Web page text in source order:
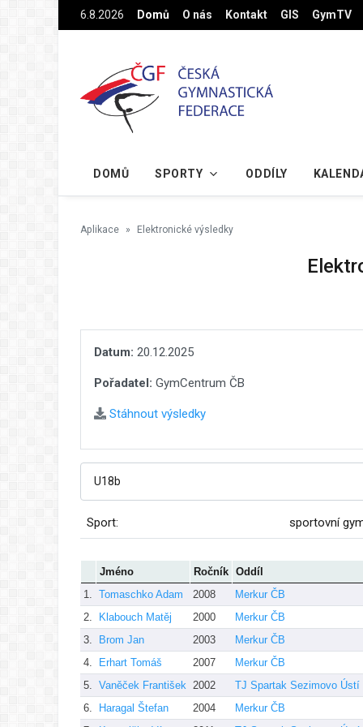
Na hlavní obsah6.8.2026 Domů O nás Kontakt GIS GymTV
DOMŮ SPORTY ODDÍLY
Aplikace Elektronické výsledky
Datum: 20.12.2025
Pořadatel: GymCentrum ČB
Stáhnout výsledky
Sport: sportovní
Jméno Ročník Oddíl
1.
Tomaschko Adam 2008
Merkur ČB
2.
Klabouch Matěj 2000
Merkur ČB
3.
Brom Jan 2003
Merkur ČB
4.
Erhart Tomáš 2007
Merkur ČB
5.
Vaněček František 2002
TJ Spartak Sezimovo Ústí
6.
Haragal Štefan 2004
Merkur ČB